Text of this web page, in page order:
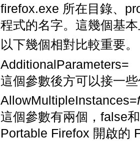
firefox.exe 所在目錄、
程式的名字。這幾個基
以下幾個相對比較重要。
AdditionalParameters=
這個參數後方可以接一
AllowMultipleInstances=
這個參數有兩個，false
Portable Firefox 開啟的